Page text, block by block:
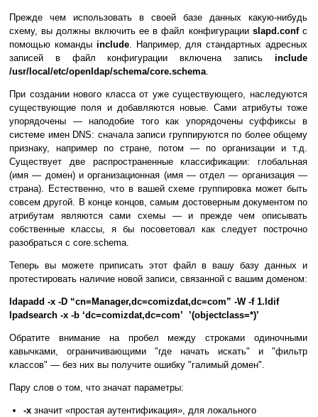
Прежде чем использовать в своей базе данных какую-нибудь
схему, вы должны включить ее в файл конфигурации slapd.confс
помощью команды include. Например, для стандартных адресных
записей в файл конфигурации включена запись include
/usr/local/etc/openldap/schema/core.schema.
При создании нового класса от уже существующего, наследуются
существующие поля и добавляются новые. Сами атрибуты тоже
упорядочены — наподобие того как упорядочены суффиксы в
системе имен DNS: сначала записи группируются по более общему
признаку, например по стране, потом — по организации и т.д.
Существует две распространенные классификации: глобальная
(имя — домен) и организационная (имя — отдел — организация —
страна). Естественно, что в вашей схеме группировка может быть
совсем другой. В конце концов, самым достоверным документом по
атрибутам являются сами схемы — и прежде чем описывать
собственные классы, я бы посоветовал как следует построчно
разобраться с core.schema.
Теперь вы можете приписать этот файл в вашу базу данных и
протестировать наличие новой записи, связанной с вашим доменом:
ldapadd -x -D “cn=Manager,dc=comizdat,dc=com” -W -f 1.ldif
lpadsearch -x -b ‘dc=comizdat,dc=com’ ’(objectclass=*)’
Обратите внимание на пробел между строками одиночными
кавычками, ограничивающими "где начать искать" и "фильтр
классов" — без них вы получите ошибку "галимый домен".
Пару слов о том, что значат параметры:
-x значит «простая аутентификация», для локального